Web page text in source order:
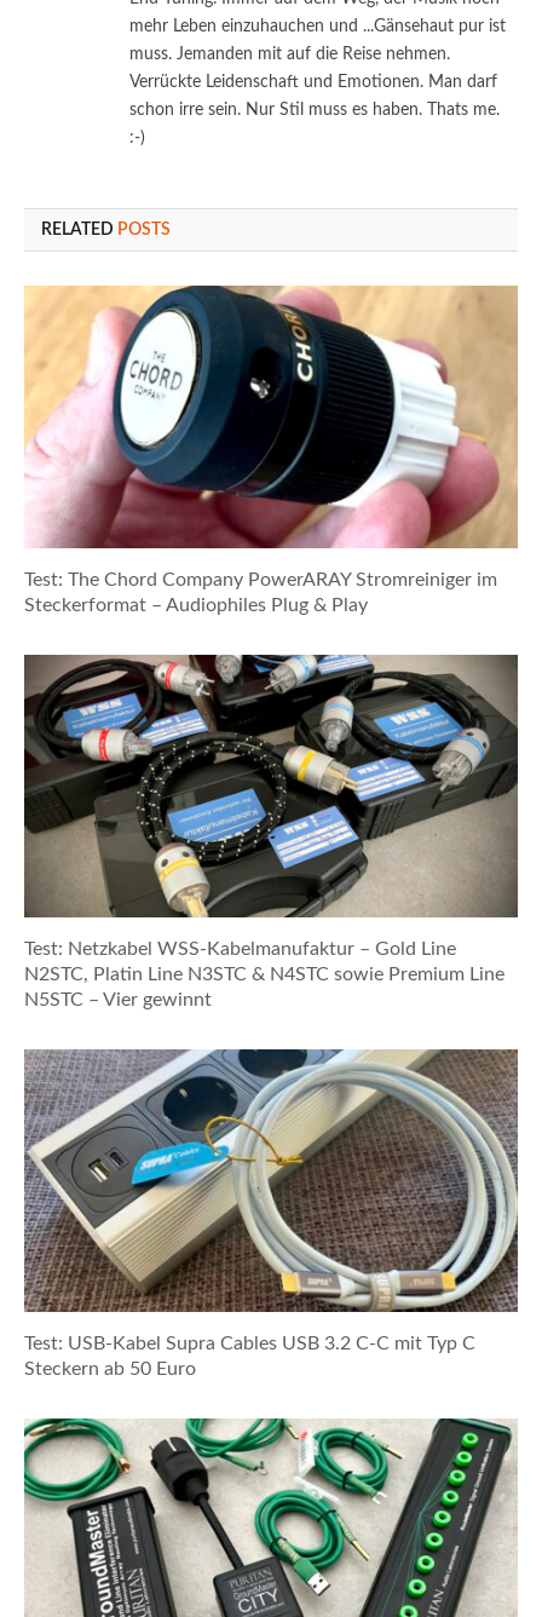
mehr Leben einzuhauchen und ...Gänsehaut pur ist
muss. Jemanden mit auf die Reise nehmen.
Verrückte Leidenschaft und Emotionen. Man darf
schon irre sein. Nur Stil muss es haben. Thats me.
:-)
RELATED POSTS
Test: The Chord Company PowerARAY Stromreiniger im
Steckerformat – Audiophiles Plug & Play
Test: Netzkabel WSS-Kabelmanufaktur – Gold Line
N2STC, Platin Line N3STC & N4STC sowie Premium Line
N5STC – Vier gewinnt
Test: USB-Kabel Supra Cables USB 3.2 C-C mit Typ C
Steckern ab 50 Euro